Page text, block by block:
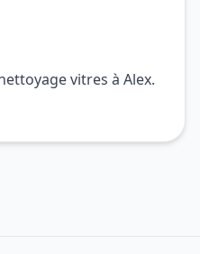
vitres à Alex.